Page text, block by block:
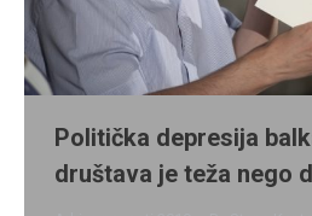
Politička depresija
društava je teža nego